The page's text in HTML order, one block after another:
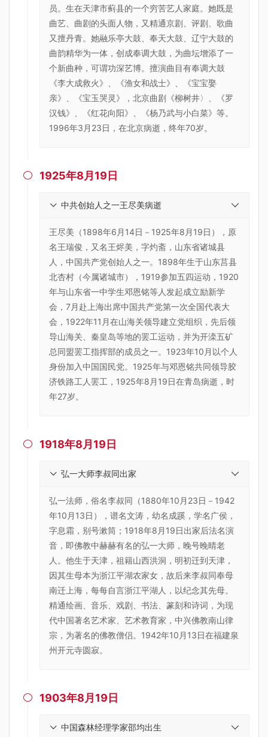
员。生在天津市蓟县的一个穷苦艺人家庭。她既是
曲艺、曲剧的头面人物，又精通京剧、评剧、歌曲
又擅丹青。她融乐亭大鼓、奉天大鼓、辽宁大鼓的
曲韵精华为一体，创成奉调大鼓，为曲坛增添了一
个新曲种，可谓功深艺博。擅演曲目有奉调大鼓
《李大成救火》、《渔女和战士》、《宝宝娶
亲》、《宝玉哭灵》，北京曲剧《柳树井〉、《罗
汉钱》、《红花向阳》、《杨乃武与小白菜》等。
1996年3月23日，在北京病逝，终年70岁。
 1925年8月19日
中共创始人之一王尽美病逝
王尽美（1898年6月14日－1925年8月19日），原
名王瑞俊，又名王烬美，字灼斋，山东省诸城县
人，中国共产党创始人之一。1898年生于山东莒县
北杏村（今属诸城市），1919参加五四运动，1920
年与山东省一中学生邓恩铭等人发起成立励新学
会，7月赴上海出席中国共产党第一次全国代表大
会，1922年11月在山海关领导建立党组织，先后领
导山海关、秦皇岛等地的罢工运动，并为开滦五矿
总同盟罢工指挥部的成员之一。1923年10月以个人
身份加入中国国民党。1925年与邓恩铭共同领导胶
济铁路工人罢工，1925年8月19日在青岛病逝，时
年27岁。
 1918年8月19日
弘一大师李叔同出家
弘一法师，俗名李叔同（1880年10月23日－1942
年10月13日），谱名文涛，幼名成蹊，学名广侯，
字息霜，别号漱筒；1918年8月19日出家后法名演
音，即佛教中赫赫有名的弘一大师，晚号晚晴老
人。他生于天津，祖籍山西洪洞，明初迁到天津，
因其生母本为浙江平湖农家女，故后来李叔同奉母
南迁上海，每每自言浙江平湖人，以纪念其先母。
精通绘画、音乐、戏剧、书法、篆刻和诗词，为现
代中国著名艺术家、艺术教育家，中兴佛教南山律
宗，为著名的佛教僧侣。1942年10月13日在福建泉
州开元寺圆寂。
 1903年8月19日
中国森林经理学家邵均出生